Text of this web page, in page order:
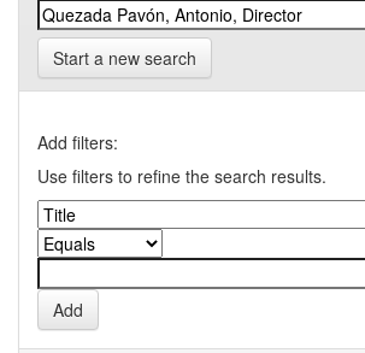
Start a new search
Add filters:
Use filters to refine the search results.